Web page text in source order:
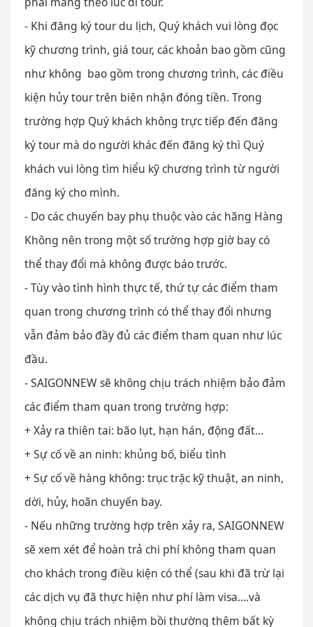
- Khi đăng ký tour du lịch, Quý khách vui lòng đọc
kỹ chương trình, giá tour, các khoản bao gồm cũng
như không bao gồm trong chương trình, các điều
kiện hủy tour trên biên nhận đóng tiền. Trong
trường hợp Quý khách không trực tiếp đến đăng
ký tour mà do người khác đến đăng ký thì Quý
khách vui lòng tìm hiểu kỹ chương trình từ người
đăng ký cho mình.
- Do các chuyến bay phụ thuộc vào các hãng Hàng
Không nên trong một số trường hợp giờ bay có
thể thay đổi mà không được báo trước.
- Tùy vào tình hình thực tế, thứ tự các điểm tham
quan trong chương trình có thể thay đổi nhưng
vẫn đảm bảo đầy đủ các điểm tham quan như lúc
đầu.
- SAIGONNEW sẽ không chịu trách nhiệm bảo đảm
các điểm tham quan trong trường hợp:
+ Xảy ra thiên tai: bão lụt, hạn hán, động đất…
+ Sự cố về an ninh: khủng bố, biểu tình
+ Sự cố về hàng không: trục trặc kỹ thuật, an ninh,
dời, hủy, hoãn chuyến bay.
- Nếu những trường hợp trên xảy ra, SAIGONNEW
sẽ xem xét để hoàn trả chi phí không tham quan
cho khách trong điều kiện có thể (sau khi đã trừ lại
các dịch vụ đã thực hiện như phí làm visa….và
không chịu trách nhiệm bồi thường thêm bất kỳ